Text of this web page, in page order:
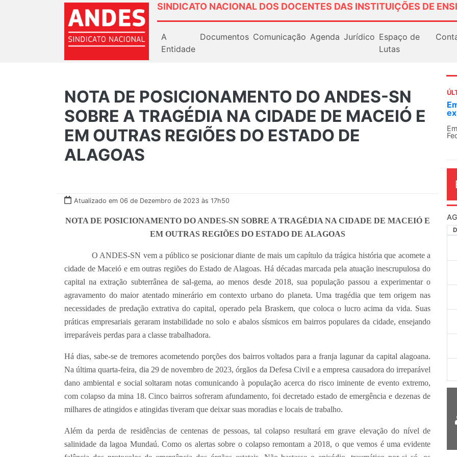
SINDICATO NACIONAL DOS DOCENTES DAS INSTITUIÇÕES DE
A
Entidade
Documentos Comunicação Agenda Jurídico Espaço de
Lutas
NOTA DE POSICIONAMENTO DO ANDES-SN
SOBRE A TRAGÉDIA NA CIDADE DE MACEIÓ E
EM OUTRAS REGIÕES DO ESTADO DE
ALAGOAS
Atualizado em 06 de Dezembro de 2023 às 17h50
NOTA DE POSICIONAMENTO DO ANDES-SN SOBRE A TRAGÉDIA NA CIDADE DE MACEIÓ E
EM OUTRAS REGIÕES DO ESTADO DE ALAGOAS
O ANDES-SN vem a público se posicionar diante de mais um capítulo da trágica história que acomete a
cidade de Maceió e em outras regiões do Estado de Alagoas. Há décadas marcada pela atuação inescrupulosa do
capital na extração subterrânea de sal-gema, ao menos desde 2018, sua população passou a experimentar o
agravamento do maior atentado minerário em contexto urbano do planeta. Uma tragédia que tem origem nas
necessidades de predação extrativa do capital, operado pela Braskem, que coloca o lucro acima da vida. Suas
práticas empresariais geraram instabilidade no solo e abalos sísmicos em bairros populares da cidade, ensejando
irreparáveis perdas para a classe trabalhadora.
Há dias, sabe-se de tremores acometendo porções dos bairros voltados para a franja lagunar da capital alagoana.
Na última quarta-feira, dia 29 de novembro de 2023, órgãos da Defesa Civil e a empresa causadora do irreparável
dano ambiental e social soltaram notas comunicando à população acerca do risco iminente de evento extremo,
com colapso da mina 18. Cinco bairros sofreram afundamento, foi decretado estado de emergência e dezenas de
milhares de atingidos e atingidas tiveram que deixar suas moradias e locais de trabalho.
Além da perda de residências de centenas de pessoas, tal colapso resultará em grave elevação do nível de
salinidade da lagoa Mundaú. Como os alertas sobre o colapso remontam a 2018, o que vemos é uma evidente